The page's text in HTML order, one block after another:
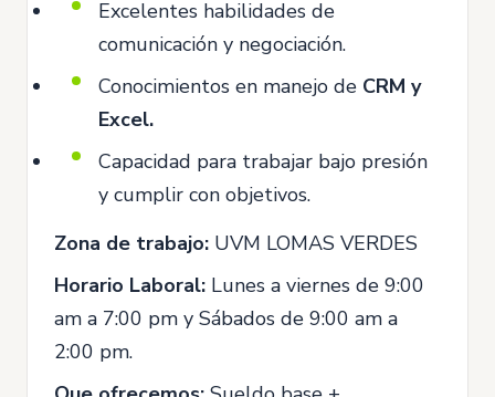
Excelentes habilidades de
comunicación y negociación.
Conocimientos en manejo de CRM y
Excel.
Capacidad para trabajar bajo presión
y cumplir con objetivos.
Zona de trabajo: UVM LOMAS VERDES
Horario Laboral: Lunes a viernes de 9:00
am a 7:00 pm y Sábados de 9:00 am a
2:00 pm.